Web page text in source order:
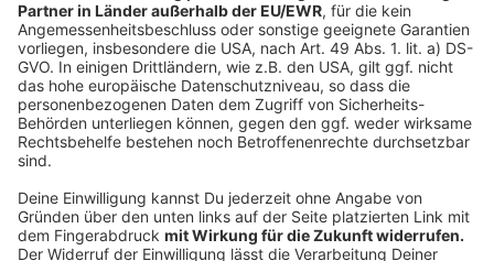
aufzunehmen. Er erkennt das Problem der
Überschuldung derzeit nicht. Deutschland "muss bei
Themen wie Klimaschutz, Bildung und bezahlbarem
Wohnraum investieren". Zudem habe Deutschland im
Vergleich zu anderen Ländern noch eine sehr geringe
Verschuldung.
Anzeige